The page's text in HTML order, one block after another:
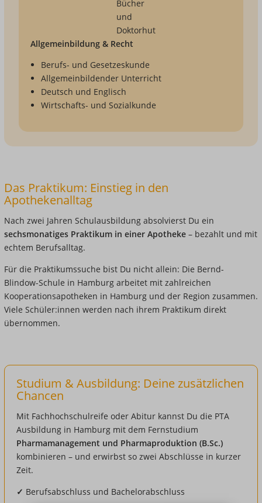
Allgemeinbildung & Recht
Berufs- und Gesetzeskunde
Allgemeinbildender Unterricht
Deutsch und Englisch
Wirtschafts- und Sozialkunde
Das Praktikum: Einstieg in den
Apothekenalltag
Nach zwei Jahren Schulausbildung absolvierst Du ein
sechsmonatiges Praktikum in einer Apotheke – bezahlt und mit
echtem Berufsalltag.
Für die Praktikumssuche bist Du nicht allein: Die Bernd-
Blindow-Schule in Hamburg arbeitet mit zahlreichen
Kooperationsapotheken in Hamburg und der Region zusammen.
Viele Schüler:innen werden nach ihrem Praktikum direkt
übernommen.
Studium & Ausbildung: Deine zusätzlichen
Chancen
Mit Fachhochschulreife oder Abitur kannst Du die PTA
Ausbildung in Hamburg mit dem Fernstudium
Pharmamanagement und Pharmaproduktion (B.Sc.)
kombinieren – und erwirbst so zwei Abschlüsse in kurzer
Zeit.
✓ Berufsabschluss und Bachelorabschluss